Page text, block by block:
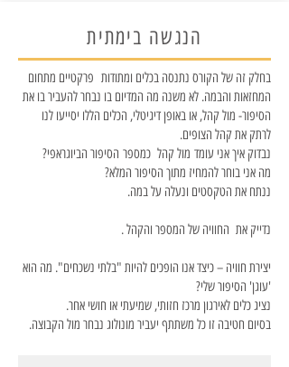
הנגשה בימתית
בחלק זה של הקורס נתנסה בכלים ומתודות פרקטיים מתחום
המחזאות והבמה. לא משנה מה המדיום בו נבחר להעביר בו את
הסיפור- מול קהל, או באופן דיגיטלי, הכלים הללו יסייעו לנו
לרתק את קהל הצופים.
נבדוק איך אני עומד מול קהל כמספר הסיפור הביוגראפי?
מה אני בוחר להמחיז מתוך הסיפור המלא?
ננתח את הטקסטים ונעלה על במה.​
נדייק את החוויה של המספר והקהל .
יצירת חוויה – כיצד אנו הופכים להיות "בלתי נשכחים". מה הוא
'עוגן' הסיפור שלי?
נציג כלים לאירגון מרכז חזותי, שמיעתי או חושי אחר.
בסיום חטיבה זו כל משתתף יעביר מונולוג נבחר מול הקבוצה.